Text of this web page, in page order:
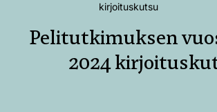
kirjoituskutsu
Pelitutkimuksen
2024